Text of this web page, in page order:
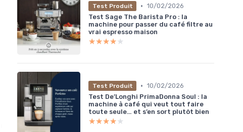
Test Produit • 10/02/2026
Test Sage The Barista Pro : la
machine pour passer du café filtre au
vrai espresso maison
★★★★★
★★★★★
Test Produit • 10/02/2026
Test De’Longhi PrimaDonna Soul : la
machine à café qui veut tout faire
toute seule… et s’en sort plutôt bien
★★★★★
★★★★★